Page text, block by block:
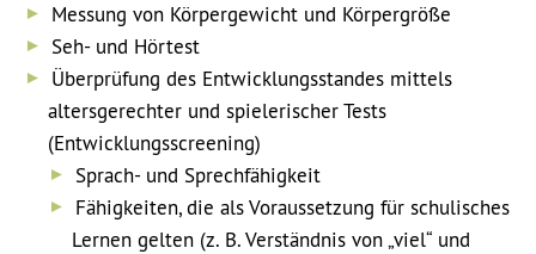
Messung von Körpergewicht und Körpergröße
Seh- und Hörtest
Überprüfung des Entwicklungsstandes mittels
altersgerechter und spielerischer Tests
(Entwicklungsscreening)
Sprach- und Sprechfähigkeit
Fähigkeiten, die als Voraussetzung für schulisches
Lernen gelten (z. B. Verständnis von „viel“ und